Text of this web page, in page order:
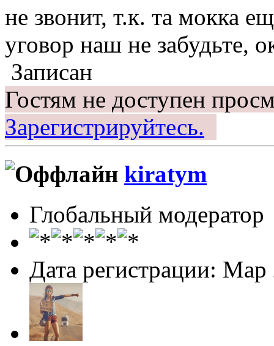
не звонит, т.к. та мокка
уговор наш не забудьте,
Записан
Гостям не доступен
Зарегистрируйтесь.
kiratym
Глобальный модератор
Дата регистрации: Мар